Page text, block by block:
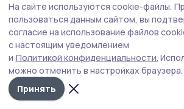
Евгений Первышов.
На сайте используются cookie-файлы.
пользоваться данным сайтом, вы
согласие на использование файлов
с настоящим уведомлением
и Политикой конфиденциальности.
можно отменить в настройках браузера.
Принять